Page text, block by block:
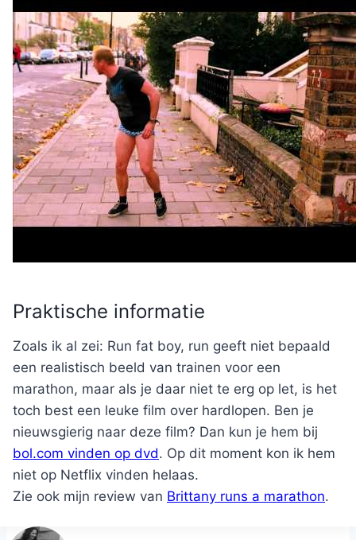
Praktische informatie
Zoals ik al zei: Run fat boy, run geeft niet bepaald
een realistisch beeld van trainen voor een
marathon, maar als je daar niet te erg op let, is het
toch best een leuke film over hardlopen. Ben je
nieuwsgierig naar deze film? Dan kun je hem bij
bol.com vinden op dvd. Op dit moment kon ik hem
niet op Netflix vinden helaas.
Zie ook mijn review van Brittany runs a marathon.